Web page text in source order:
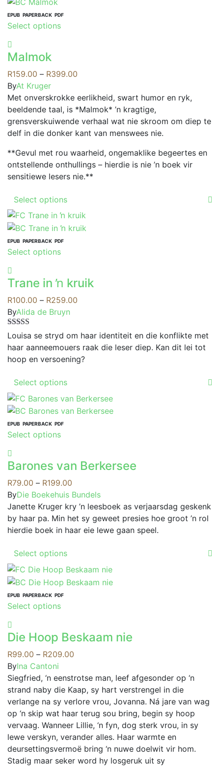
chosen
the
product
page
EPUB PAPERBACK PDF
Select optionsThis
variants.
options
may
be
chosen
the
product
page
Malmok
R159.00 – R399.00
R159.00
through
R399.00
ByAt Kruger
Met onverskrokke eerlikheid, swart humor en ryk,
beeldende taal, is *Malmok* ’n kragtige,
grensverskuiwende verhaal wat nie skroom om diep te
delf in die donker kant van menswees nie.
**Gevul met rou waarheid, ongemaklike begeertes en
ontstellende onthullings – hierdie is nie ’n boek vir
sensitiewe lesers nie.**
Select options
has
multiple
may
be
chosen
product
page
EPUB PAPERBACK PDF
Select optionsThis
multiple
variants.
The
may
be
chosen
the
product
page
Trane in ŉ kruik
R100.00 – R259.00
through
R259.00
ByAlida de Bruyn
Rated4.00
out of 5
Louisa se stryd om haar identiteit en die konflikte met
haar aanneemouers raak die leser diep. Kan dit lei tot
hoop en versoening?
Select options
has
multiple
may
be
on
the
product
page
EPUB PAPERBACK PDF
Select optionsThis
multiple
variants.
The
options
may
be
on
the
product
page
Barones van Berkersee
R79.00 – R199.00
range:
R79.00
through
R199.00
ByDie Boekehuis Bundels
Janette Kruger kry ’n leesboek as verjaarsdag geskenk
by haar pa. Min het sy geweet presies hoe groot ’n rol
hierdie boek in haar eie lewe gaan speel.
Select options
has
multiple
may
be
chosen
the
product
page
EPUB PAPERBACK PDF
Select optionsThis
multiple
variants.
options
may
be
chosen
on
the
product
page
Die Hoop Beskaam nie
R99.00 – R209.00
R99.00
through
R209.00
ByIna Cantoni
Siegfried, ‘n eenstrotse man, leef afgesonder op ‘n
strand naby die Kaap, sy hart verstrengel in die
verlange na sy verlore vrou, Jovanna. Ná jare van wag
op ‘n skip wat haar terug sou bring, begin sy hoop
vervaag. Wanneer Lillie, ‘n fyn, dog sterk vrou, in sy
lewe verskyn, verander alles. Haar warmte en
deursettingsvermoë bring ‘n nuwe doelwit vir hom.
Stadig maar seker word hy losgeruk uit sy